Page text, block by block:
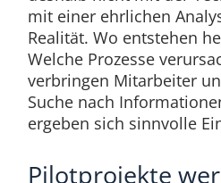
mit einer ehrlichen
Realität. Wo entstehen
Welche Prozesse
verbringen Mitarbeiter
Suche nach
ergeben sich sinnvolle
Pilotprojekte